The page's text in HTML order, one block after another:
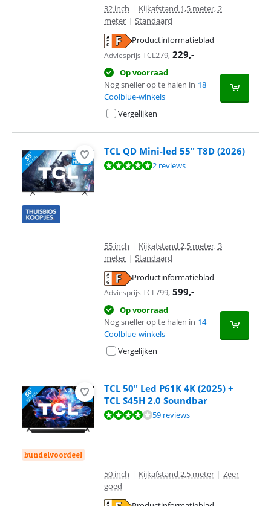
32 inch | Kijkafstand 1,5 meter, 2
meter | Standaard
Productinformatieblad
Adviesprijs TCL279,-229,-
Op voorraad
Nog sneller op te halen in 18
Coolblue-winkels
Vergelijken
TCL QD Mini-led 55" T8D (2026)
Beoordeling is 10 van de 10, gebaseerd op 2 reviews.
2 reviews
55 inch | Kijkafstand 2,5 meter, 3
meter | Standaard
Productinformatieblad
Adviesprijs TCL799,-599,-
Op voorraad
Nog sneller op te halen in 14
Coolblue-winkels
Vergelijken
bundelvoordeel
TCL 50" Led P61K 4K (2025) +
TCL S45H 2.0 Soundbar
Beoordeling is 8,3 van de 10, gebaseerd op 59 reviews.
59 reviews
50 inch | Kijkafstand 2,5 meter | Zeer
goed